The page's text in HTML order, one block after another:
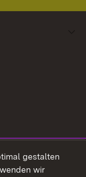
gestalten
wir